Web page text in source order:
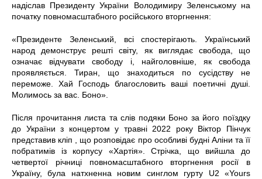
надіслав Президенту України Володимиру Зеленському на
початку повномасштабного російського вторгнення:
«Президенте Зеленський, всі спостерігають. Український
народ демонструє решті світу, як виглядає свобода, що
означає відчувати свободу і, найголовніше, як свобода
проявляється. Тиран, що знаходиться по сусідству не
переможе. Хай Господь благословить ваші поетичні душі.
Молимось за вас. Боно».
Після прочитання листа та слів подяки Боно за його поїздку
до України з концертом у травні 2022 року Віктор Пінчук
представив кліп , що розповідає про особливі будні Аліни та її
побратимів із корпусу «Хартія». Стрічка, що вийшла до
четвертої річниці повномасштабного вторгнення росії в
Україну, була натхненна новим синглом гурту U2 «Yours